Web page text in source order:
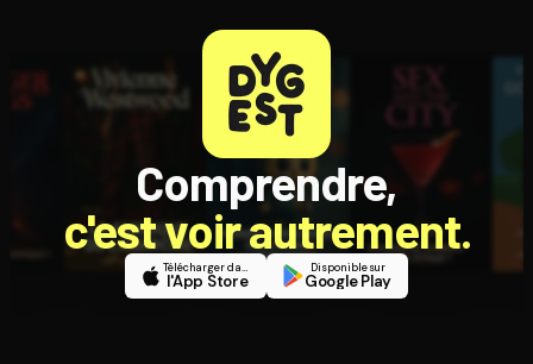
Comprendre,
c'est voir autrement.
Télécharger dans
l'App Store
Disponible sur
Google Play